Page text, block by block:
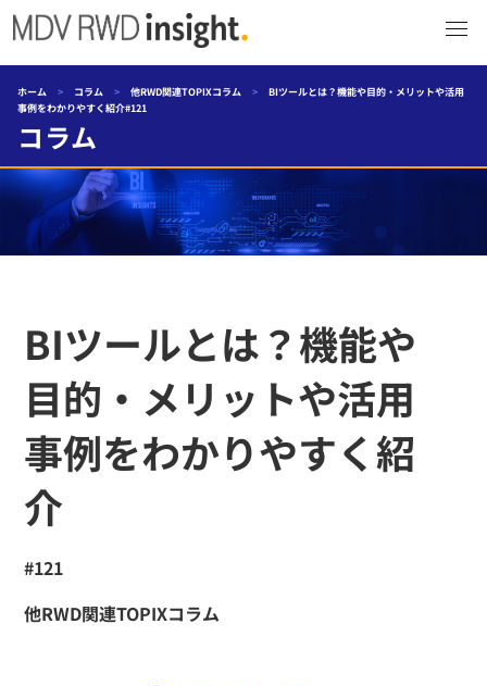
ホーム > コラム > 他RWD関連TOPIXコラム >
BIツールとは？機能や目的・メリットや活用
事例をわかりやすく紹介#121
コラム
BIツールとは？機能や
目的・メリットや活用
事例をわかりやすく紹
介
#121
他RWD関連TOPIXコラム